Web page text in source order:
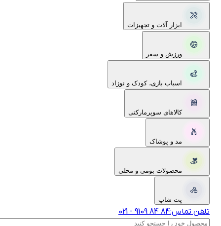
ابزار آلات و تجهیزات
ورزش و سفر
اسباب بازی، کودک و نوزاد
کالاهای سوپرمارکتی
مد و پوشاک
محصولات بومی و محلی
پت شاپ
تماس: 021-‎9109‎ ‎84‎ ‎84‎